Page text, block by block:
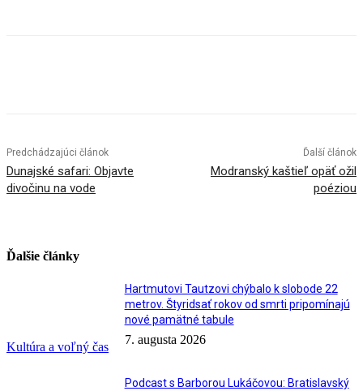
Predchádzajúci článok
Dunajské safari: Objavte
divočinu na vode
Ďalší článok
Modranský kaštieľ opäť ožil
poéziou
Ďalšie články
Kultúra a voľný čas
Hartmutovi Tautzovi chýbalo k slobode 22
metrov. Štyridsať rokov od smrti pripomínajú
nové pamätné tabule
7. augusta 2026
Podcast s Barborou Lukáčovou: Bratislavský